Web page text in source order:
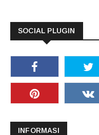
SOCIAL PLUGIN
INFORMASI